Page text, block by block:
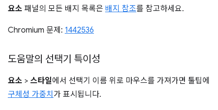
요소 패널의 모든 배지 목록은 배지 참조를 참고하세요.
Chromium 문제: 1442536
도움말의 선택기 특이성
요소 > 스타일에서 선택기 이름 위로 마우스를 가져가면 툴팁에
구체성 가중치 가 표시됩니다.